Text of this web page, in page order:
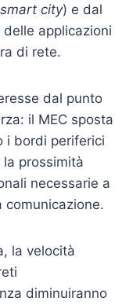
smart city) e dal
applicazioni
di rete.
dal punto
il MEC sposta
i bordi periferici
prossimità
necessarie a
la velocità
diminuiranno